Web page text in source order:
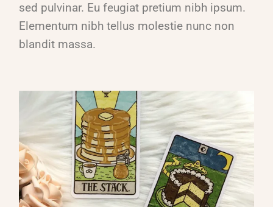
sed pulvinar. Eu feugiat pretium nibh ipsum.
Elementum nibh tellus molestie nunc non
blandit massa.